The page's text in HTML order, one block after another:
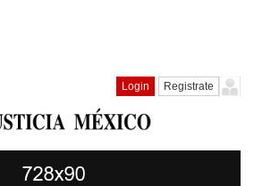
Login Registrate